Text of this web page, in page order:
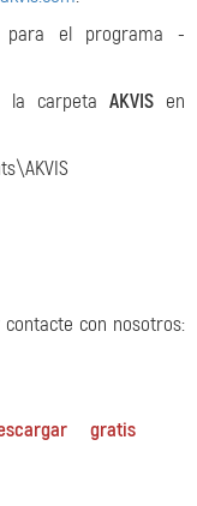
para el programa -
la carpeta AKVISen
con nosotros:
gratis